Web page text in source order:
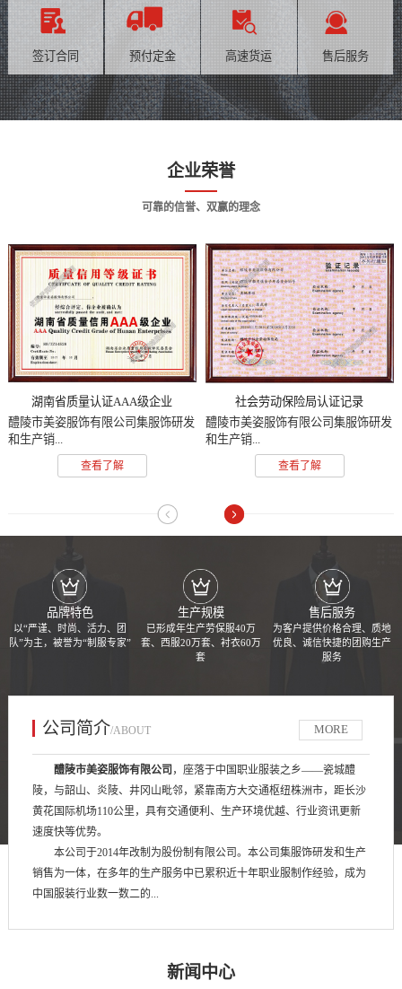
签订合同 预付定金 高速货运 售后服务
企业荣誉
可靠的信誉、双赢的理念
湖南省质量认证AAA级企业
醴陵市美姿服饰有限公司集服饰研发
和生产销...
查看了解
社会劳动保险局认证记录
醴陵市美姿服饰有限公司集服饰研发
和生产销...
查看了解
品牌特色
以“严谨、时尚、活力、团
队”为主，被誉为“制服专家”
生产规模
已形成年生产劳保服40万
套、西服20万套、衬衣60万
套
售后服务
为客户提供价格合理、质地
优良、诚信快捷的团购生产
服务
公司简介/ABOUT MORE
醴陵市美姿服饰有限公司 ，座落于中国职业服装之乡——瓷城醴
陵，与韶山、炎陵、井冈山毗邻，紧靠南方大交通枢纽株洲市，距长沙
黄花国际机场110公里，具有交通便利、生产环境优越、行业资讯更新
速度快等优势。
本公司于2014年改制为股份制有限公司。本公司集服饰研发和生产
销售为一体，在多年的生产服务中已累积近十年职业服制作经验，成为
中国服装行业数一数二的...
新闻中心